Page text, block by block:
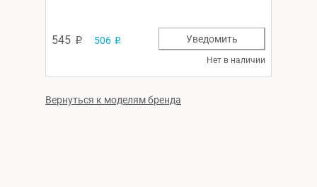
545 p 506 p
Нет в наличии
Уведомить
Вернуться к моделям бренда